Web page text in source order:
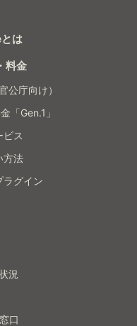
は
料金
公庁向け）
「Gen.1」
ビス
方法
ラグイン
況
口